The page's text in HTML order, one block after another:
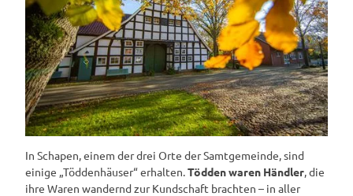
In Schapen, einem der drei Orte der Samtgemeinde, sind
einige „Töddenhäuser“ erhalten. Tödden waren Händler , die
ihre Waren wandernd zur Kundschaft brachten – in aller